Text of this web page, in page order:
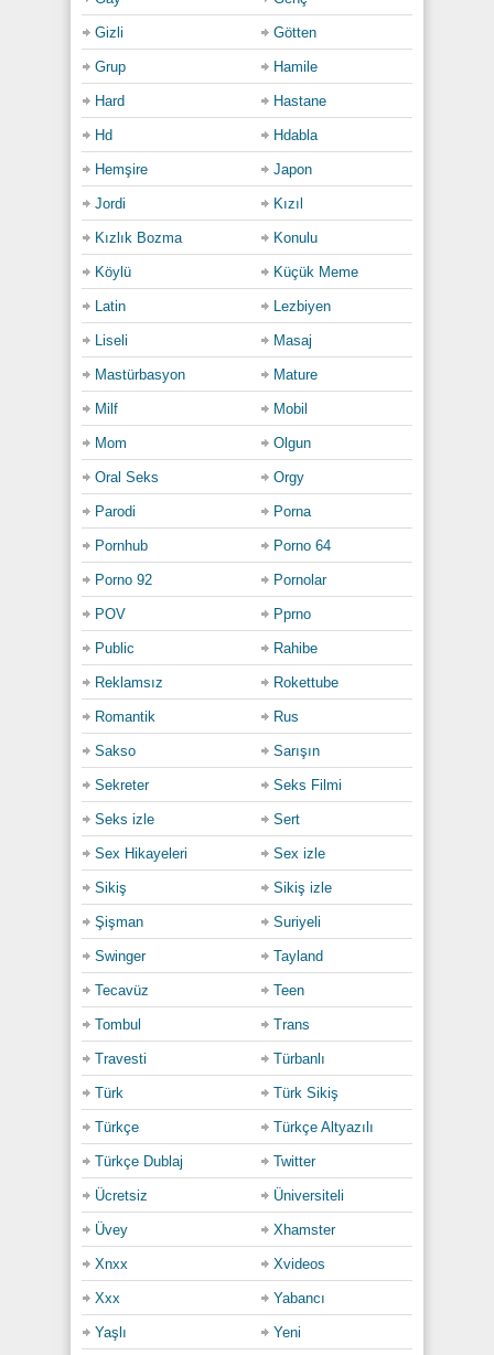
Gizli Götten
Grup Hamile
Hard Hastane
Hd Hdabla
Hemşire Japon
Jordi Kızıl
Kızlık Bozma Konulu
Köylü Küçük Meme
Latin Lezbiyen
Liseli Masaj
Mastürbasyon Mature
Milf Mobil
Mom Olgun
Oral Seks Orgy
Parodi Porna
Pornhub Porno 64
Porno 92 Pornolar
POV Pprno
Public Rahibe
Reklamsız Rokettube
Romantik Rus
Sakso Sarışın
Sekreter Seks Filmi
Seks izle Sert
Sex Hikayeleri Sex izle
Sikiş Sikiş izle
Şişman Suriyeli
Swinger Tayland
Tecavüz Teen
Tombul Trans
Travesti Türbanlı
Türk Türk Sikiş
Türkçe Türkçe Altyazılı
Türkçe Dublaj Twitter
Ücretsiz Üniversiteli
Üvey Xhamster
Xnxx Xvideos
Xxx Yabancı
Yaşlı Yeni